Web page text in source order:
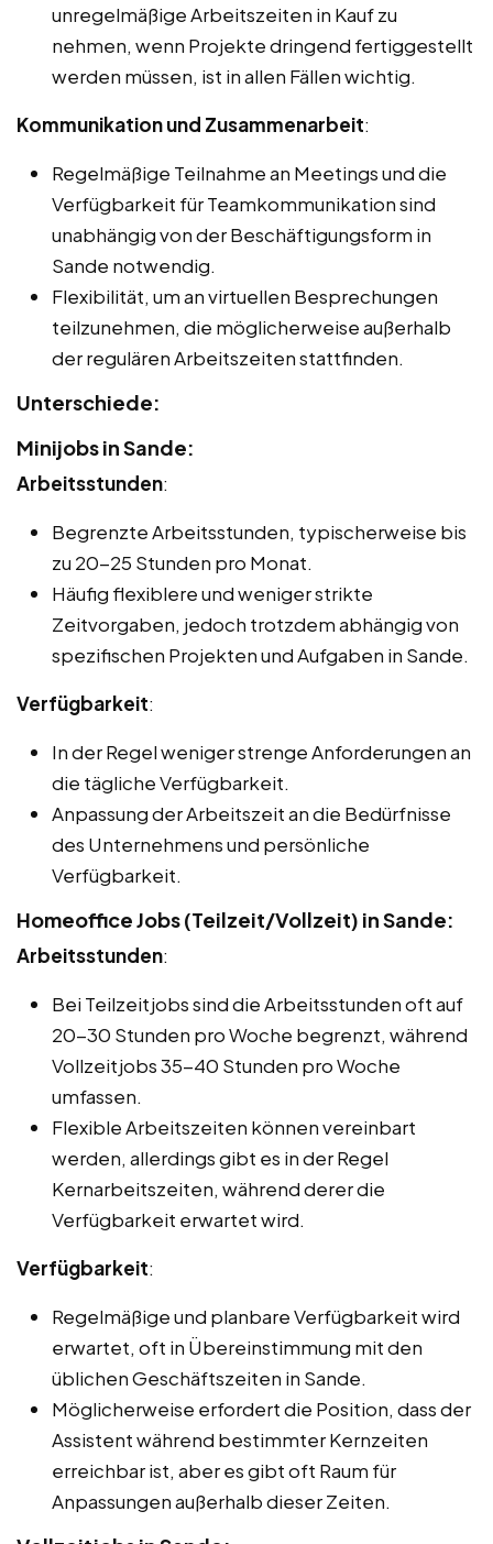
unregelmäßige Arbeitszeiten in Kauf zu
nehmen, wenn Projekte dringend fertiggestellt
werden müssen, ist in allen Fällen wichtig.
Kommunikation und Zusammenarbeit:
Regelmäßige Teilnahme an Meetings und die
Verfügbarkeit für Teamkommunikation sind
unabhängig von der Beschäftigungsform in
Sande notwendig.
Flexibilität, um an virtuellen Besprechungen
teilzunehmen, die möglicherweise außerhalb
der regulären Arbeitszeiten stattfinden.
Unterschiede:
Minijobs in Sande:
Arbeitsstunden:
Begrenzte Arbeitsstunden, typischerweise bis
zu 20-25 Stunden pro Monat.
Häufig flexiblere und weniger strikte
Zeitvorgaben, jedoch trotzdem abhängig von
spezifischen Projekten und Aufgaben in Sande.
Verfügbarkeit:
In der Regel weniger strenge Anforderungen an
die tägliche Verfügbarkeit.
Anpassung der Arbeitszeit an die Bedürfnisse
des Unternehmens und persönliche
Verfügbarkeit.
Homeoffice Jobs (Teilzeit/Vollzeit) in Sande:
Arbeitsstunden:
Bei Teilzeitjobs sind die Arbeitsstunden oft auf
20-30 Stunden pro Woche begrenzt, während
Vollzeitjobs 35-40 Stunden pro Woche
umfassen.
Flexible Arbeitszeiten können vereinbart
werden, allerdings gibt es in der Regel
Kernarbeitszeiten, während derer die
Verfügbarkeit erwartet wird.
Verfügbarkeit:
Regelmäßige und planbare Verfügbarkeit wird
erwartet, oft in Übereinstimmung mit den
üblichen Geschäftszeiten in Sande.
Möglicherweise erfordert die Position, dass der
Assistent während bestimmter Kernzeiten
erreichbar ist, aber es gibt oft Raum für
Anpassungen außerhalb dieser Zeiten.